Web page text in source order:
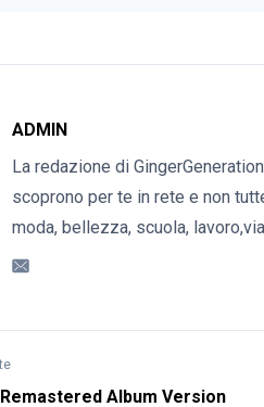
ADMIN
La redazione di
scoprono per te in rete e non
moda, bellezza, scuola,
Album Version